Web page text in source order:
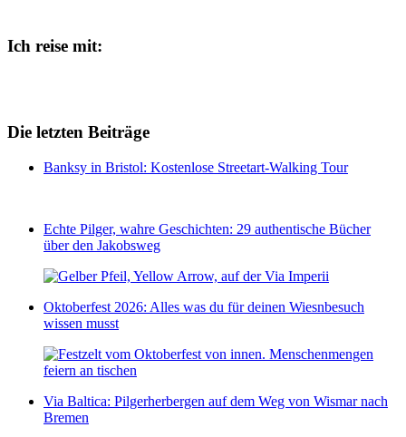
Ich reise mit:
Die letzten Beiträge
Banksy in Bristol: Kostenlose Streetart-Walking Tour
Echte Pilger, wahre Geschichten: 29 authentische Bücher
über den Jakobsweg
Oktoberfest 2026: Alles was du für deinen Wiesnbesuch
wissen musst
Via Baltica: Pilgerherbergen auf dem Weg von Wismar nach
Bremen